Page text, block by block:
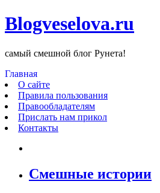
Blogveselova.ru
самый смешной блог Рунета!
Главная
О сайте
Правила пользования
Правообладателям
Прислать нам прикол
Контакты
Смешные истории